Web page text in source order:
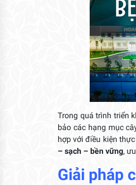
Trong quá trình triển
bảo các hạng mục
hợp với điều kiện
– sạch – bền vững,
Giải pháp